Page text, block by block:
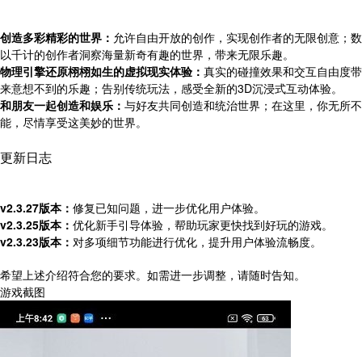
创造多彩精彩的世界： 允许自由开放的创作，实现创作者的无限创意；数
以千计的创作者洞察海量新奇有趣的世界，带来无限乐趣。
物理引擎还原栩栩如生的虚拟现实体验： 真实的碰撞效果和交互自由度带
来意想不到的乐趣；告别传统玩法，感受全新的3D沉浸式互动体验。
和朋友一起创造和娱乐： 与好友共同创造和统治世界；在这里，你无所不
能，尽情享受这美妙的世界。
更新日志
v2.3.27版本： 修复已知问题，进一步优化用户体验。
v2.3.25版本： 优化新手引导体验，帮助玩家更快找到好玩的游戏。
v2.3.23版本： 对多项细节功能进行优化，提升用户体验流畅度。
希望上述介绍符合您的要求。如需进一步调整，请随时告知。
游戏截图